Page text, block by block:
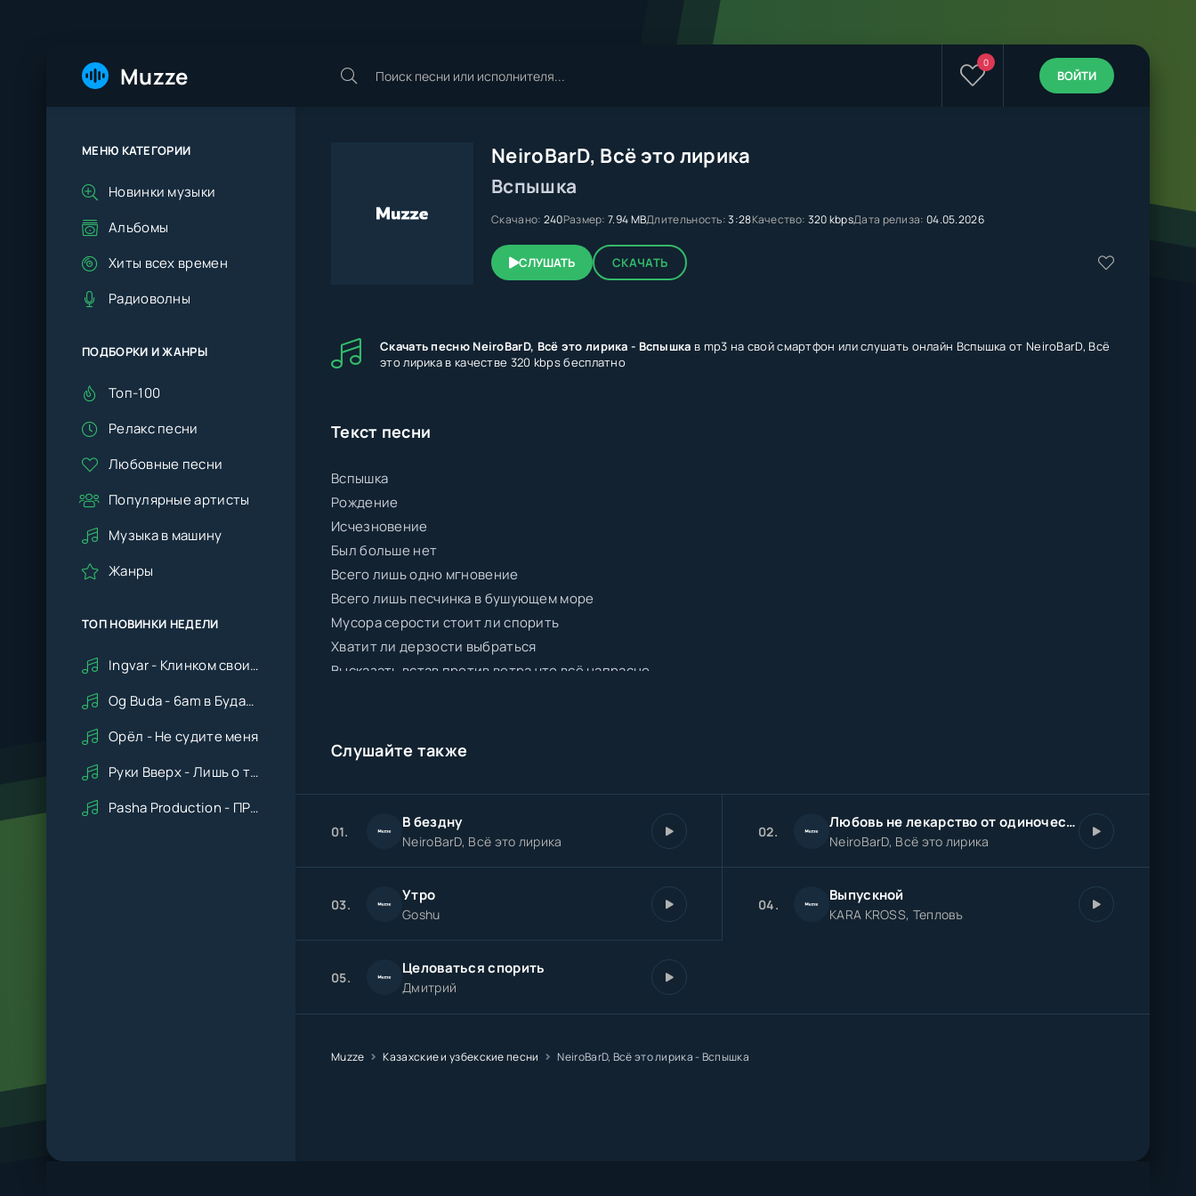
Muzze 0
ВОЙТИ
NeiroBarD, Всё это лирика
Вспышка
Скачано: 240Размер: 7.94 MBДлительность:3:28Качество: 320 kbpsДата релиза: 04.05.2026
СЛУШАТЬ СКАЧАТЬ
Скачать песню NeiroBarD, Всё это лирика - Вспышка в mp3 на свой смартфон или слушать онлайн Вспышка от NeiroBarD, Всё
это лирика в качестве 320 kbps бесплатно
Текст песни
Вспышка
Рождение
Исчезновение
Был больше нет
Всего лишь одно мгновение
Всего лишь песчинка в бушующем море
Мусора серости стоит ли спорить
Хватит ли дерзости выбраться
Высказать встав против ветра что всё напрасно
Слушайте также
01. В бездну
NeiroBarD, Всё это лирика
02. Любовь не лекарство от одиночества
NeiroBarD, Всё это лирика
03. Утро
Goshu
04. Выпускной
KARA KROSS, Тепловъ
05. Целоваться спорить
Дмитрий
Muzze Казахские и узбекские песни NeiroBarD, Всё это лирика - Вспышка
МЕНЮ КАТЕГОРИИ
Новинки музыки
Альбомы
Хиты всех времен
Радиоволны
ПОДБОРКИ И ЖАНРЫ
Топ-100
Релакс песни
Любовные песни
Популярные артисты
Музыка в машину
Жанры
ТОП НОВИНКИ НЕДЕЛИ
Ingvar - Клинком своим ударишь ты по сердцу мне
Og Buda - 6am в Будапеште
Орёл - Не судите меня
Руки Вверх - Лишь о тебе мечтая (Remix cover Deep House)
Pasha Production - ПРАВДУ СКАЖИ